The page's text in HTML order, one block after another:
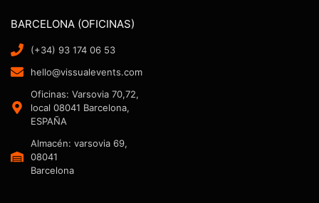
BARCELONA (OFICINAS)
(+34) 93 174 06 53
hello@vissualevents.com
Oficinas: Varsovia 70,72,
local 08041 Barcelona,
ESPAÑA
Almacén: varsovia 69,
08041
Barcelona